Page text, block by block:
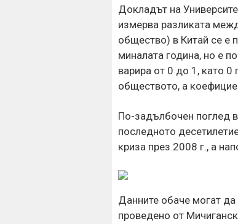
Докладът на
измерва разликата
общество) в Китай се е
миналата година, но е
варира от 0 до 1, като 0
обществото, а
По-задълбочен поглед
последното
криза през 2008 г., а
Данните обаче могат
проведено от